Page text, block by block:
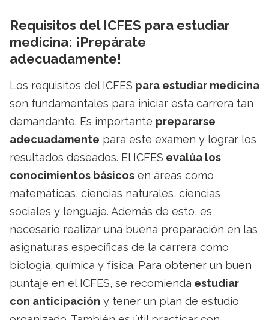
Requisitos del ICFES para estudiar
medicina: ¡Prepárate
adecuadamente!
Los requisitos del ICFES para estudiar medicina
son fundamentales para iniciar esta carrera tan
demandante. Es importante prepararse
adecuadamente para este examen y lograr los
resultados deseados. El ICFES evalúa los
conocimientos básicos en áreas como
matemáticas, ciencias naturales, ciencias
sociales y lenguaje. Además de esto, es
necesario realizar una buena preparación en las
asignaturas específicas de la carrera como
biología, química y física. Para obtener un buen
puntaje en el ICFES, se recomienda estudiar
con anticipación y tener un plan de estudio